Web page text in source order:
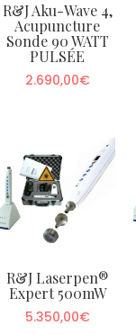
R&J Aku-Wave 4,
Acupuncture
Sonde 90 WATT
PULSÉE
2.690,00€
R&J Laserpen®
Expert 500mW
5.350,00€